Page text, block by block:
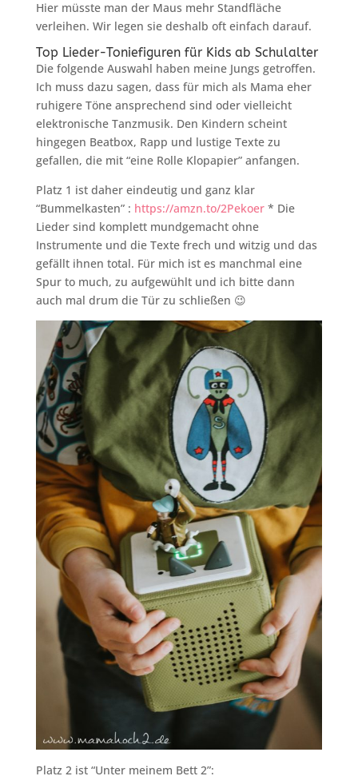
Hier müsste man der Maus mehr Standfläche
verleihen. Wir legen sie deshalb oft einfach darauf.
Top Lieder-Toniefiguren für Kids ab Schulalter
Die folgende Auswahl haben meine Jungs getroffen.
Ich muss dazu sagen, dass für mich als Mama eher
ruhigere Töne ansprechend sind oder vielleicht
elektronische Tanzmusik. Den Kindern scheint
hingegen Beatbox, Rapp und lustige Texte zu
gefallen, die mit “eine Rolle Klopapier” anfangen.
Platz 1 ist daher eindeutig und ganz klar
“Bummelkasten” : https://amzn.to/2Pekoer* Die
Lieder sind komplett mundgemacht ohne
Instrumente und die Texte frech und witzig und das
gefällt ihnen total. Für mich ist es manchmal eine
Spur to much, zu aufgewühlt und ich bitte dann
auch mal drum die Tür zu schließen 😉
Platz 2 ist “Unter meinem Bett 2”: